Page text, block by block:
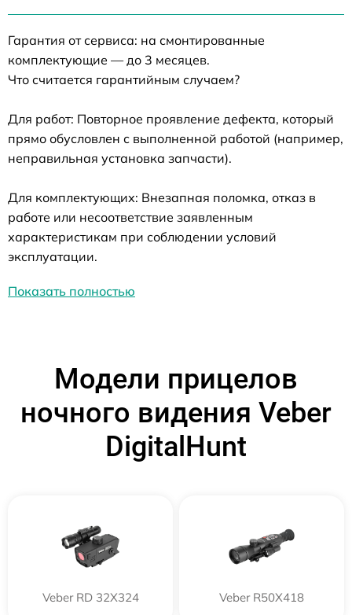
Гарантия от сервиса: на смонтированные
комплектующие — до 3 месяцев.
Что считается гарантийным случаем?
Для работ: Повторное проявление дефекта, который
прямо обусловлен с выполненной работой (например,
неправильная установка запчасти).
Для комплектующих: Внезапная поломка, отказ в
работе или несоответствие заявленным
характеристикам при соблюдении условий
эксплуатации.
Показать полностью
Модели прицелов
ночного видения Veber
DigitalHunt
Veber RD 32X324 Veber R50X418